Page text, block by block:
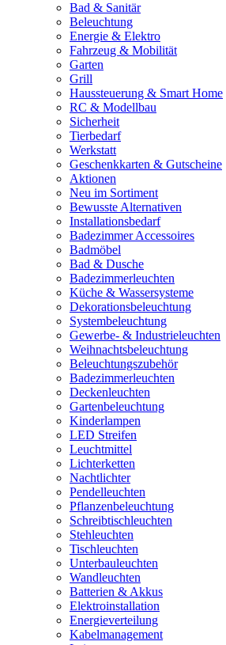
Bad & Sanitär
Beleuchtung
Energie & Elektro
Fahrzeug & Mobilität
Garten
Grill
Haussteuerung & Smart Home
RC & Modellbau
Sicherheit
Tierbedarf
Werkstatt
Geschenkkarten & Gutscheine
Aktionen
Neu im Sortiment
Bewusste Alternativen
Installationsbedarf
Badezimmer Accessoires
Badmöbel
Bad & Dusche
Badezimmerleuchten
Küche & Wassersysteme
Dekorationsbeleuchtung
Systembeleuchtung
Gewerbe- & Industrieleuchten
Weihnachtsbeleuchtung
Beleuchtungszubehör
Badezimmerleuchten
Deckenleuchten
Gartenbeleuchtung
Kinderlampen
LED Streifen
Leuchtmittel
Lichterketten
Nachtlichter
Pendelleuchten
Pflanzenbeleuchtung
Schreibtischleuchten
Stehleuchten
Tischleuchten
Unterbauleuchten
Wandleuchten
Batterien & Akkus
Elektroinstallation
Energieverteilung
Kabelmanagement